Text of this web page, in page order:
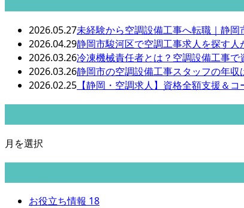
2026.05.27未経験から空調設備工事へ転職｜静
2026.04.29静岡市駿河区で空調工事求人を探す
2026.03.26冷凍機械責任者とは？空調設備工事で
2026.03.26静岡市の空調設備工事スタッフの年
2026.02.25 【静岡・空調求人】資格全額支援＆
月を選択
お役立ち情報 18